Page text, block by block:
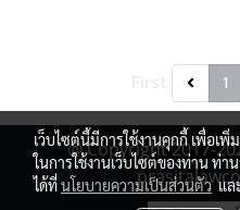
1
@ Copyright 2017-
เว็บไซต์นี้มีการใช้งานคุกกี้ เพื่อ
ในการใช้งานเว็บไซต์ของท่าน ท่า
ได้ที่นโยบายความเป็นส่วนตัวแ